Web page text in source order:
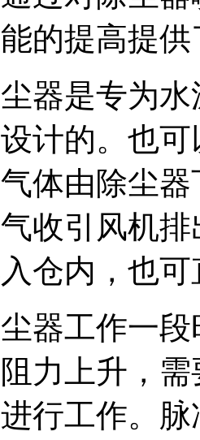
的提高提
器是专为
计的。也
体由除尘
收引风机
仓内，也
器工作一
力上升，
行工作。脉